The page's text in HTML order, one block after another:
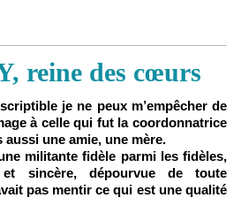
reine des cœurs
je ne peux m’empêcher de
à celle qui fut la coordonnatrice
aussi une amie, une mère.
militante fidèle parmi les fidèles,
sincère, dépourvue de toute
pas mentir ce qui est une qualité